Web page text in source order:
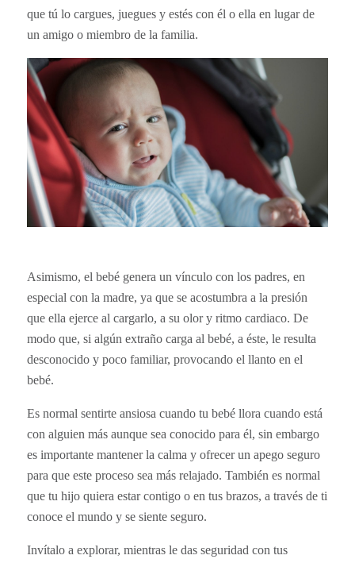
que tú lo cargues, juegues y estés con él o ella en lugar de
un amigo o miembro de la familia.
Asimismo, el bebé genera un vínculo con los padres, en
especial con la madre, ya que se acostumbra a la presión
que ella ejerce al cargarlo, a su olor y ritmo cardiaco. De
modo que, si algún extraño carga al bebé, a éste, le resulta
desconocido y poco familiar, provocando el llanto en el
bebé.
Es normal sentirte ansiosa cuando tu bebé llora cuando está
con alguien más aunque sea conocido para él, sin embargo
es importante mantener la calma y ofrecer un apego seguro
para que este proceso sea más relajado. También es normal
que tu hijo quiera estar contigo o en tus brazos, a través de ti
conoce el mundo y se siente seguro.
Invítalo a explorar, mientras le das seguridad con tus